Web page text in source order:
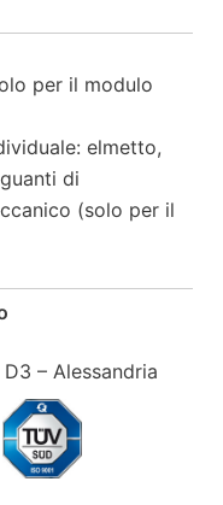
per il modulo
elmetto,
di
(solo per il
– Alessandria